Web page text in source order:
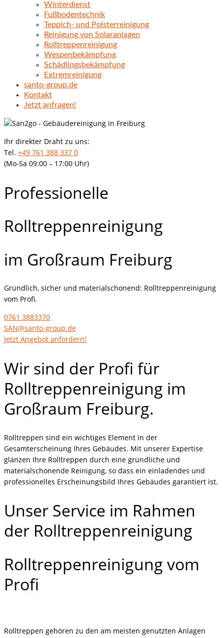
Winterdienst
Fußbodentechnik
Teppich- und Polsterreinigung
Reinigung von Solaranlagen
Rolltreppenreinigung
Wespenbekämpfung
Schädlingsbekämpfung
Extremreinigung
santo-group.de
Kontakt
Jetzt anfragen!
Ihr direkter Draht zu uns:
Tel. +49 761 388 337 0
(Mo-Sa 09:00 – 17:00 Uhr)
Professionelle
Rolltreppenreinigung
im Großraum Freiburg
Gründlich, sicher und materialschonend: Rolltreppenreinigung
vom Profi.
0761 3883370
SAN@santo-group.de
Jetzt Angebot anfordern!
Wir sind der Profi für
Rolltreppenreinigung im
Großraum Freiburg.
Rolltreppen sind ein wichtiges Element in der
Gesamterscheinung Ihres Gebäudes. Mit unserer Expertise
glänzen Ihre Rolltreppen durch eine gründliche und
materialschonende Reinigung, so dass ein einladendes und
professionelles Erscheinungsbild Ihres Gebäudes garantiert ist.
Unser Service im Rahmen
der Rolltreppenreinigung
Rolltreppenreinigung vom
Profi
Rolltreppen gehören zu den am meisten genutzten Anlagen